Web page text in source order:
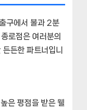
구에서 불과 2분
로점은 여러분의
든한 파트너입니
은 평점을 받은 웰